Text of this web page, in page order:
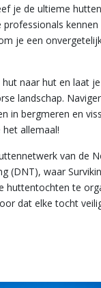
je de ultieme
professionals
je een
hut naar hut en laat
landschap.
in bergmeren en
het allemaal!
van de
(DNT), waar
huttentochten te
dat elke tocht